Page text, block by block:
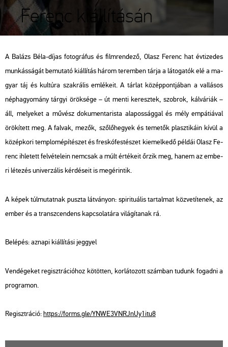
Ferenc kiállításán
A Ba­lázs Béla-díjas fo­tog­rá­fus és film­ren­de­ző, Olasz Fe­renc hat év­ti­ze­des
mun­kás­sá­gát be­mu­ta­tó ki­ál­lí­tás három te­rem­ben tárja a lá­to­ga­tók elé a ma­
gyar táj és kul­tú­ra szak­rá­lis em­lé­ke­it. A tár­lat kö­zép­pont­já­ban a val­lá­sos
nép­ha­gyo­mány tár­gyi örök­sé­ge – út menti ke­resz­tek, szob­rok, kál­vá­ri­ák –
áll, me­lye­ket a mű­vész do­ku­men­ta­ris­ta ala­pos­ság­gal és mély em­pá­ti­á­val
örö­kí­tett meg. A fal­vak, mezők, sző­lő­he­gyek és te­me­tők plasz­ti­ká­in kívül a
kö­zép­ko­ri temp­lom­épí­té­szet és fres­kó­fes­té­szet ki­emel­ke­dő pél­dái Olasz Fe­
renc ih­le­tett fel­vé­te­le­in nem­csak a múlt ér­té­ke­it őrzik meg, hanem az em­be­
ri lé­te­zés uni­ver­zá­lis kér­dé­se­it is meg­érin­tik.
A képek túl­mu­tat­nak pusz­ta lát­vá­nyon: spi­ri­tu­á­lis tar­tal­mat köz­ve­tí­te­nek, az
ember és a transz­cen­dens kap­cso­la­tá­ra vi­lá­gí­ta­nak rá.
Be­lé­pés: az­na­pi ki­ál­lí­tá­si jeggyel
Ven­dé­ge­ket re­giszt­rá­ci­ó­hoz kö­töt­ten, kor­lá­to­zott szám­ban tu­dunk fo­gad­ni a
prog­ra­mon.
Re­giszt­rá­ció:https://​forms.​gle/​YNW​E3VN​RJnU​y1it​u8